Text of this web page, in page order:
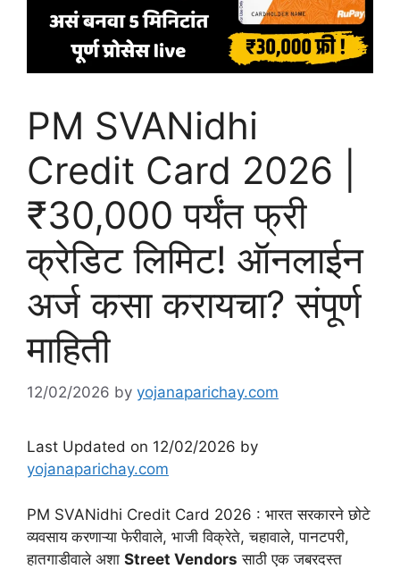
PM SVANidhi
Credit Card 2026 |
₹30,000 पर्यंत फ्री
क्रेडिट लिमिट! ऑनलाईन
अर्ज कसा करायचा? संपूर्ण
माहिती
12/02/2026 by yojanaparichay.com
Last Updated on 12/02/2026 by
yojanaparichay.com
PM SVANidhi Credit Card 2026 : भारत सरकारने छोटे
व्यवसाय करणाऱ्या फेरीवाले, भाजी विक्रेते, चहावाले, पानटपरी,
हातगाडीवाले अशा Street Vendors साठी एक जबरदस्त